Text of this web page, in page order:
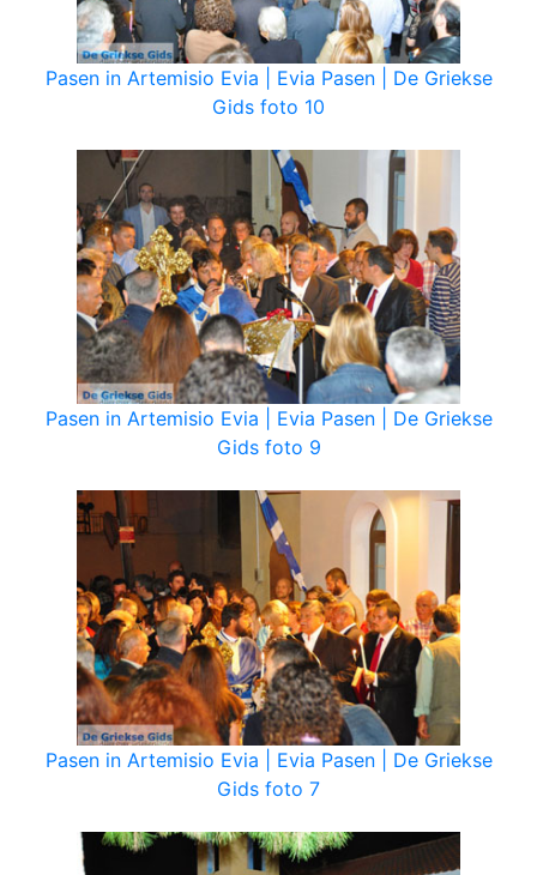
Pasen in Artemisio Evia | Evia Pasen | De Griekse
Gids foto 10
Pasen in Artemisio Evia | Evia Pasen | De Griekse
Gids foto 9
Pasen in Artemisio Evia | Evia Pasen | De Griekse
Gids foto 7